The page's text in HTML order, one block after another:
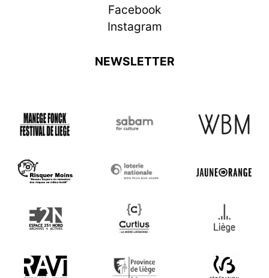
Facebook
Instagram
NEWSLETTER